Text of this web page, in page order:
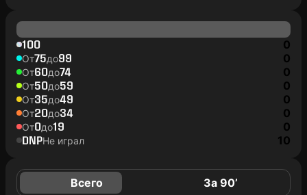
100 0
От75до99 0
От60до74 0
От50до59 0
От35до49 0
От20до34 0
От0до19 0
DNPНе играл 10
Всего За 90’